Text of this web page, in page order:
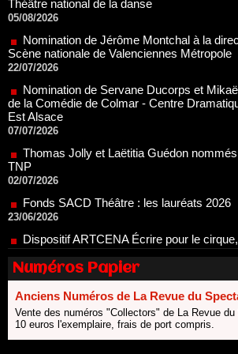
22/07/2026
de la Comédie de Colmar - Centre
Est Alsace
07/07/2026
Thomas Jolly et Laëtitia Guédon
TNP
02/07/2026
23/06/2026
Dispositif ARTCENA Écrire pour le cirque,
Le palmarès des prix SACD 2026
Les 10 lauréats du Fonds Grandes
SACD
13/06/2026
Nomination de Nathalie Garraud et Olivier
direction du Théâtre de Gennevilliers - CDN
13/06/2026
Numéros Papier
Anciens Numéros de La Revue du
Vente des numéros "Collectors" de La Revue
10 euros l'exemplaire, frais de port compris.